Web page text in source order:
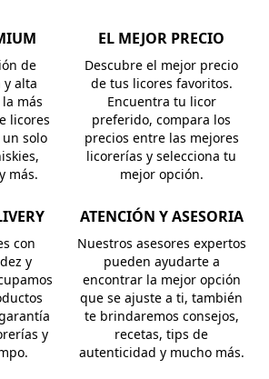
de
alta
más
licores
solo
más.
EL MEJOR PRECIO
Descubre el mejor precio
de tus licores favoritos.
Encuentra tu licor
preferido, compara los
precios entre las mejores
licorerías y selecciona tu
mejor opción.
con
y
y
ATENCIÓN Y ASESORIA
Nuestros asesores expertos
pueden ayudarte a
encontrar la mejor opción
que se ajuste a ti, también
te brindaremos consejos,
recetas, tips de
autenticidad y mucho más.